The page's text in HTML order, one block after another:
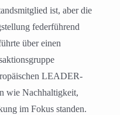
ist, aber die
federführend
über einen
LEADER-
wie Nachhaltigkeit,
im Fokus standen.